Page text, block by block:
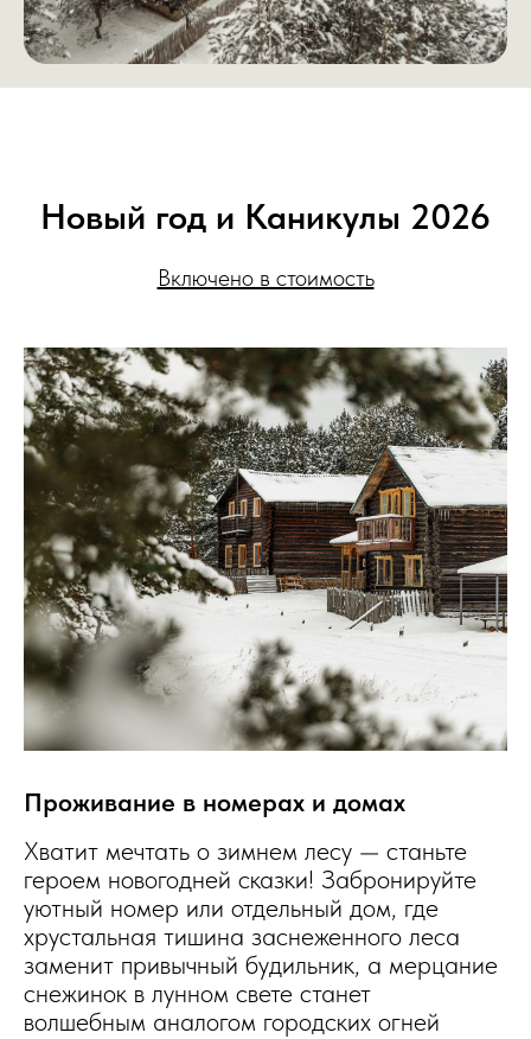
Новый год и Каникулы 2026
Включено в стоимость
Проживание в номерах и домах
Хватит мечтать о зимнем лесу — станьте
героем новогодней сказки! Забронируйте
уютный номер или отдельный дом, где
хрустальная тишина заснеженного леса
заменит привычный будильник, а мерцание
снежинок в лунном свете станет
волшебным аналогом городских огней